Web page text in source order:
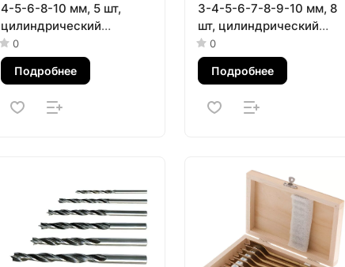
4-5-6-8-10 мм, 5 шт,
цилиндрический
хвостовик Сибртех
0
Подробнее
3-4-5-6-7-8-9-10 мм, 8
шт, цилиндрический
хвостовиковик,
пластиковый кейс,
Matrix
0
Подробнее